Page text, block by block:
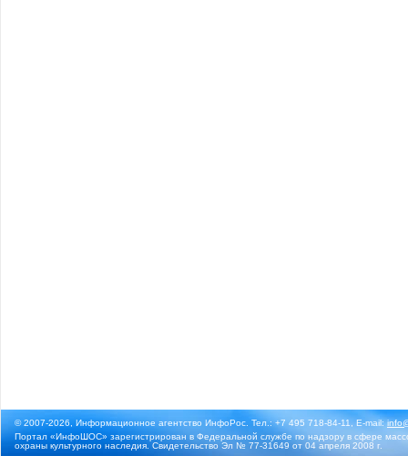
© 2007-2026, Информационное агентство ИнфоРос. Тел.: +7 495 718-84-11, E-mail:
Портал «ИнфоШОС» зарегистрирован в Федеральной службе по надзору в сфере
охраны культурного наследия. Свидетельство Эл № 77-31649 от 04 апреля 2008 г.